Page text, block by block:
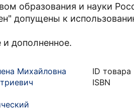
образования и науки
допущены к
и дополненное.
Михайловна
ID товара
ISBN